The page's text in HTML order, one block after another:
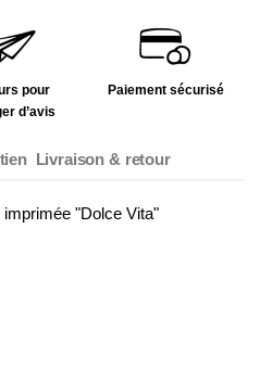
pour
d’avis
Paiement sécurisé
Livraison & retour
"Dolce Vita"